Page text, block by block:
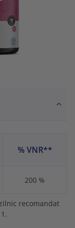
% VNR**
200 %
recomandat